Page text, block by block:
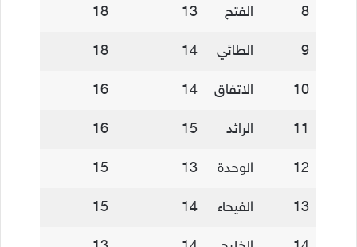
8 الفتح 13
18
9 الطائي 14
18
10 الاتفاق 14
16
11 الرائد 15
16
12 الوحدة 13
15
13 الفيحاء 14
15